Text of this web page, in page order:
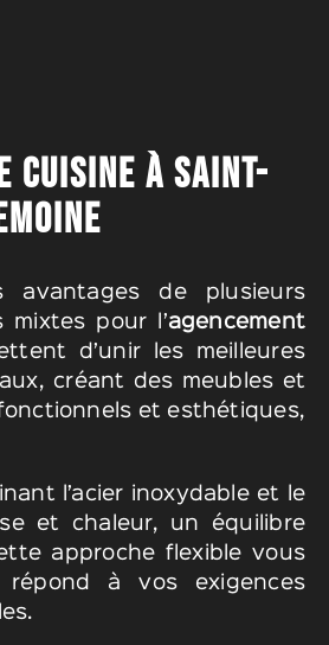
CUISINE À SAINT-
de plusieurs
mixtes pour l’agencement
d’unir les meilleures
créant des meubles et
et esthétiques,
l’acier inoxydable et le
et chaleur, un équilibre
approche flexible vous
à vos exigences